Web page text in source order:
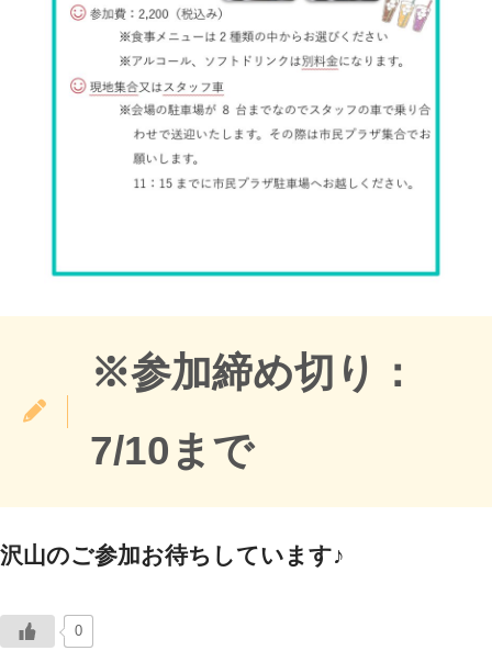
※参加締め切り：
7/10まで
沢山のご参加お待ちしています♪
0